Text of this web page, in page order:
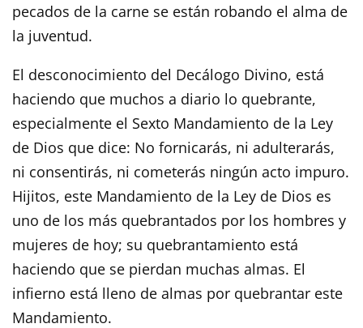
pecados de la carne se están robando el alma de
la juventud.
El desconocimiento del Decálogo Divino, está
haciendo que muchos a diario lo quebrante,
especialmente el Sexto Mandamiento de la Ley
de Dios que dice: No fornicarás, ni adulterarás,
ni consentirás, ni cometerás ningún acto impuro.
Hijitos, este Mandamiento de la Ley de Dios es
uno de los más quebrantados por los hombres y
mujeres de hoy; su quebrantamiento está
haciendo que se pierdan muchas almas. El
infierno está lleno de almas por quebrantar este
Mandamiento.